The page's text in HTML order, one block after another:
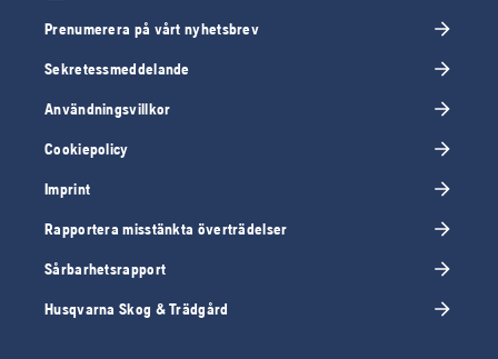
Prenumerera på vårt nyhetsbrev
Sekretessmeddelande
Användningsvillkor
Cookiepolicy
Imprint
Rapportera misstänkta överträdelser
Sårbarhetsrapport
Husqvarna Skog & Trädgård